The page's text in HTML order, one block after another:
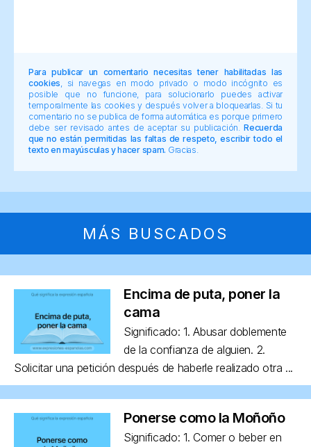
Para publicar un comentario necesitas tener habilitadas las
cookies , si navegas en modo privado o modo incógnito es
posible que no funcione, para solucionarlo puedes activar
temporalmente las cookies y después volver a bloquearlas. Si tu
comentario no se publica de forma automática es porque primero
debe ser revisado antes de aceptar su publicación.Recuerda
que no están permitidas las faltas de respeto, escribir todo el
texto en mayúsculas y hacer spam. Gracias.
MÁS BUSCADOS
Encima de puta, poner la
cama
Significado: 1. Abusar doblemente
de la confianza de alguien. 2.
Solicitar una petición después de haberle realizado otra ...
Ponerse como la Moñoño
Significado: 1. Comer o beber en